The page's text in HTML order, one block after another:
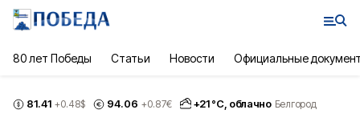
80 лет Победы Статьи Новости Официальные
81.41 +0.48$ 94.06 +0.87€ +21°С, облачно Белгород